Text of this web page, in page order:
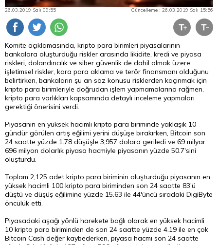
26.03.2019 Salı 09:55 Güncelleme : 26.03.2019 Salı 15:56
Komite açıklamasında, kripto para birimleri piyasalarının
bankalara oluşturduğu riskler arasında likidite, kredi ve piyasa
riskleri, dolandırıcılık ve siber güvenlik de dahil olmak üzere
işletimsel riskler, kara para aklama ve terör finansmanı olduğunu
belirtirken, bankaların şu an söz konusu risklerden kaçınmak için
kripto para birimleriyle doğrudan işlem yapmamalarına rağmen,
kripto para varlıkları kapsamında detaylı inceleme yapmaları
gerektiği önerisini verdi.
Piyasanın en yüksek hacimli kripto para biriminde yaklaşık 10
gündür görülen artış eğilimi yerini düşüşe bırakırken, Bitcoin son
24 saatte yüzde 1.78 düşüşle 3,957 dolara geriledi ve 69 milyar
696 milyon dolarlık piyasa hacmiyle piyasanın yüzde 50.7'sini
oluşturdu.
Toplam 2,125 adet kripto para biriminin oluşturduğu piyasanın en
yüksek hacimli 100 kripto para biriminden son 24 saatte 83'ü
düştü ve düşüş eğilimine yüzde 15.63 ile 44'üncü sıradaki DigiByte
öncülük etti.
Piyasadaki aşağı yönlü harekete bağlı olarak en yüksek hacimli
10 kripto para biriminden de son 24 saatte yüzde 4.19 ile en çok
Bitcoin Cash değer kaybederken, piyasa hacmi son 24 saatte